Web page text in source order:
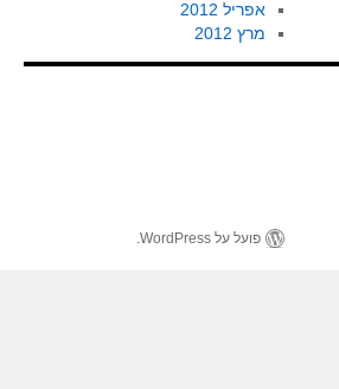
אפריל 2012
מרץ 2012
פועל על WordPress.